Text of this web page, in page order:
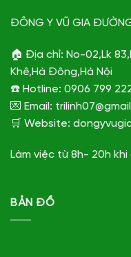
ĐÔNG Y VŨ GIA
🏠 Địa chỉ: No-02,Lk
Khê,Hà Đông,Hà Nội
☎️ Hotline: 0906 799
💌 Email:
🛒 Website:
Làm việc từ 8h- 20h
BẢN ĐỒ